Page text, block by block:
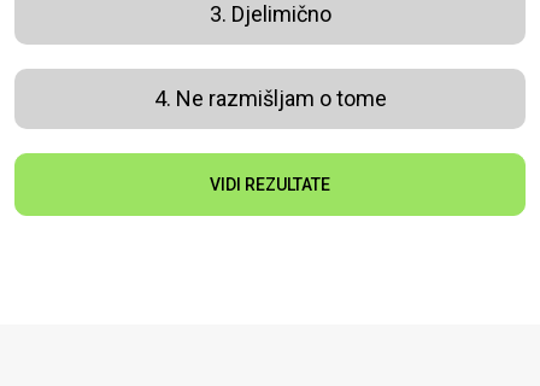
3. Djelimično
4. Ne razmišljam o tome
VIDI REZULTATE